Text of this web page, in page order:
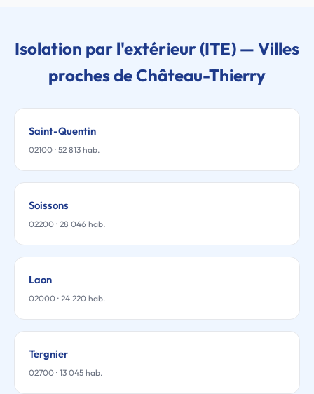
Isolation par l'extérieur (ITE) — Villes
proches de Château-Thierry
Saint-Quentin
02100 · 52 813 hab.
Soissons
02200 · 28 046 hab.
Laon
02000 · 24 220 hab.
Tergnier
02700 · 13 045 hab.